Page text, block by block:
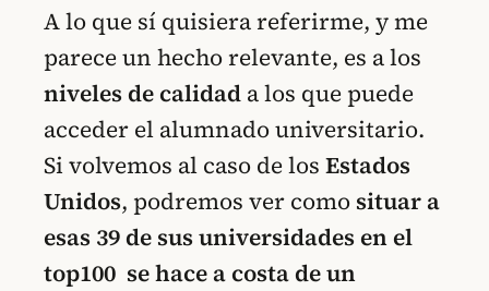
A lo que sí quisiera referirme, y me
parece un hecho relevante, es a los
niveles de calidad a los que puede
acceder el alumnado universitario.
Si volvemos al caso de los Estados
Unidos, podremos ver como situar a
esas 39 de sus universidades en el
top100 se hace a costa de un